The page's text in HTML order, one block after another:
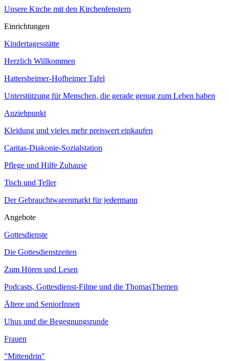
Unsere Kirche mit den Kirchenfenstern
Einrichtungen
Kindertagesstätte
Herzlich Willkommen
Hattersheimer-Hofheimer Tafel
Unterstützung für Menschen, die gerade genug zum Leben haben
Anziehpunkt
Kleidung und vieles mehr preiswert einkaufen
Caritas-Diakonie-Sozialstation
Pflege und Hilfe Zuhause
Tisch und Teller
Der Gebrauchtwarenmarkt für jedermann
Angebote
Gottesdienste
Die Gottesdienstzeiten
Zum Hören und Lesen
Podcasts, Gottesdienst-Filme und die ThomasThemen
Ältere und SeniorInnen
Uhus und die Begegnungsrunde
Frauen
"Mittendrin"